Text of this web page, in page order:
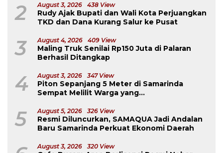
2 August 3, 2026 438 View
Rudy Ajak Bupati dan Wali Kota Perjuangkan
TKD dan Dana Kurang Salur ke Pusat
3 August 4, 2026 409 View
Maling Truk Senilai Rp150 Juta di Palaran
Berhasil Ditangkap
4 August 3, 2026 347 View
Piton Sepanjang 5 Meter di Samarinda
Sempat Melilit Warga yang
5 August 5, 2026 326 View
Resmi Diluncurkan, SAMAQUA Jadi Andalan
Baru Samarinda Perkuat Ekonomi Daerah
August 3, 2026 320 View